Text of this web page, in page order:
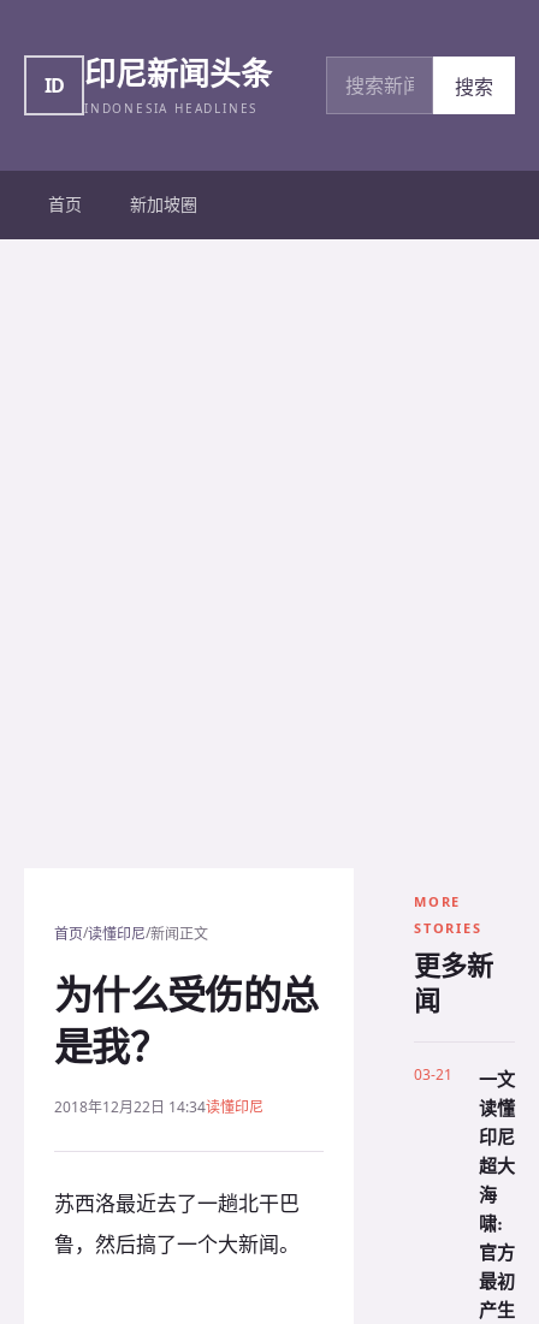
ID 印尼新闻头条
INDONESIA HEADLINES
搜索新闻
搜索
首页 新加坡圈
首页/读懂印尼/新闻正文
为什么受伤的总
是我？
2018年12月22日 14:34读懂印尼
苏西洛最近去了一趟北干巴
鲁，然后搞了一个大新闻。
MORE
STORIES
更多新
闻
03-21
一文
读懂
印尼
超大
海
啸:
官方
最初
产生